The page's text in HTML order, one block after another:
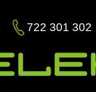
722 301 302